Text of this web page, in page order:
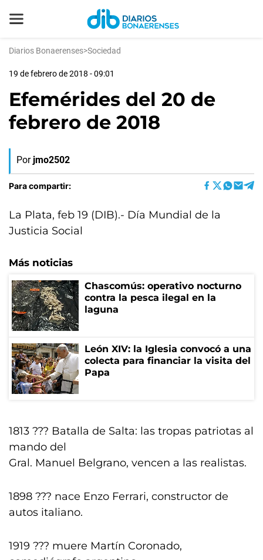
Diarios Bonaerenses>Sociedad
19 de febrero de 2018 - 09:01
Efemérides del 20 de
febrero de 2018
Por jmo2502
Para compartir:
La Plata, feb 19 (DIB).- Día Mundial de la
Justicia Social
Más noticias
Chascomús: operativo nocturno
contra la pesca ilegal en la
laguna
León XIV: la Iglesia convocó a una
colecta para financiar la visita del
Papa
1813 ??? Batalla de Salta: las tropas patriotas al
mando del
Gral. Manuel Belgrano, vencen a las realistas.
1898 ??? nace Enzo Ferrari, constructor de
autos italiano.
1919 ??? muere Martín Coronado,